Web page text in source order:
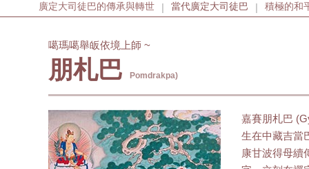
廣定大司徒巴的傳承與轉世 | 當代廣定大司徒巴 | 積極的和
噶瑪噶舉皈依境上師 ~
朋札巴 Pomdrakpa)
嘉賽朋札巴
生在中藏吉當
康甘波得母續